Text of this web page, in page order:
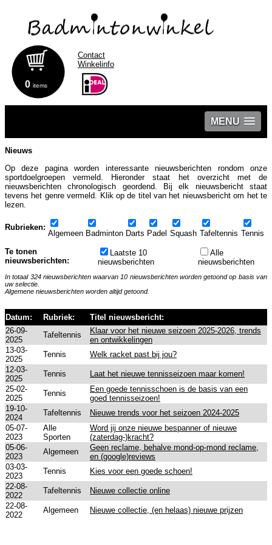
0 items
Contact
Winkelinfo
MENU
Nieuws
Op deze pagina worden interessante nieuwsberichten rondom onze
sportdoelgroepen vermeld. Hieronder staat het overzicht met de
nieuwsberichten chronologisch geordend. Bij elk nieuwsbericht staat
tevens het genre vermeld. Klik op de titel van het nieuwsbericht om het te
lezen.
Rubrieken:
Algemeen Badminton Darts Padel Squash Tafeltennis Tennis
Te tonen
nieuwsberichten:
Laatste 10
nieuwsberichten
Alle
nieuwsberichten
In totaal 324 nieuwsberichten waarvan 10 nieuwsberichten worden getoond op basis van
uw selectie.
Algemene nieuwsberichten worden altijd getoond.
Datum: Rubriek:
Titel nieuwsbericht:
26-09-
2025
Tafeltennis
Klaar voor het nieuwe seizoen 2025-2026, trends
en ontwikkelingen
13-03-
2025
Tennis
Welk racket past bij jou?
12-03-
2025
Tennis
Laat het nieuwe tennisseizoen maar komen!
25-02-
2025
Tennis
Een goede tennisschoen is de basis van een
goed tennisseizoen!
19-10-
2024
Tafeltennis
Nieuwe trends voor het seizoen 2024-2025
05-07-
2023
Alle
Sporten
Word jij onze nieuwe bespanner of nieuwe
(zaterdag-)kracht?
05-06-
2023
Algemeen
Geen reclame, behalve mond-op-mond reclame,
en (google)reviews
03-03-
2023
Tennis
Kies voor een goede schoen!
22-08-
2022
Tafeltennis
Nieuwe collectie online
22-08-
2022
Algemeen Nieuwe collectie, (en helaas) nieuwe prijzen